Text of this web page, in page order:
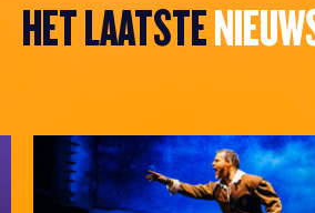
HET LAATSTE